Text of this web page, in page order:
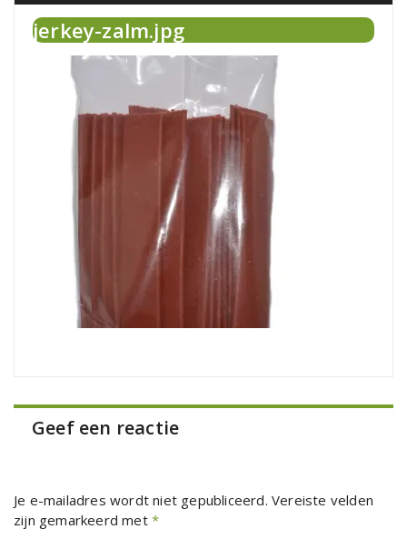
jerkey-zalm.jpg
Geef een reactie
Je e-mailadres wordt niet gepubliceerd. Vereiste velden
zijn gemarkeerd met *